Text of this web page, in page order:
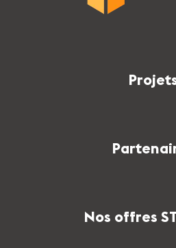
Nos offres